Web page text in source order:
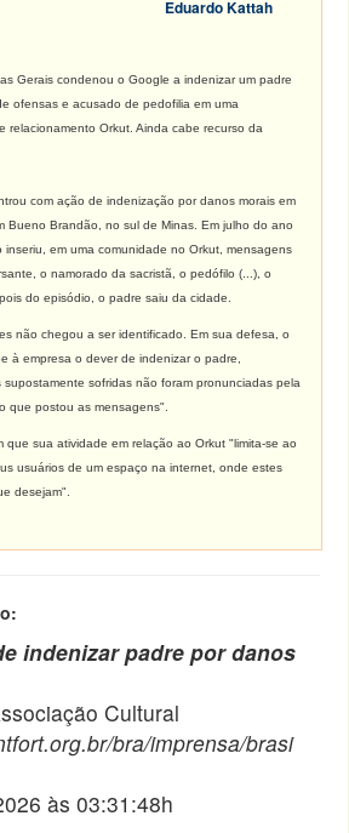
Eduardo Kattah
Gerais condenou o Google a indenizar um padre
ofensas e acusado de pedofilia em uma
relacionamento Orkut. Ainda cabe recurso da
com ação de indenização por danos morais em
Bueno Brandão, no sul de Minas. Em julho do ano
inseriu, em uma comunidade no Orkut, mensagens
o namorado da sacristã, o pedófilo (...), o
do episódio, o padre saiu da cidade.
não chegou a ser identificado. Em sua defesa, o
à empresa o dever de indenizar o padre,
sofridas não foram pronunciadas pela
que postou as mensagens".
que sua atividade em relação ao Orkut "limita-se ao
usuários de um espaço na internet, onde estes
desejam".
indenizar padre por danos
Cultural
bra/imprensa/brasi
às 03:31:48h